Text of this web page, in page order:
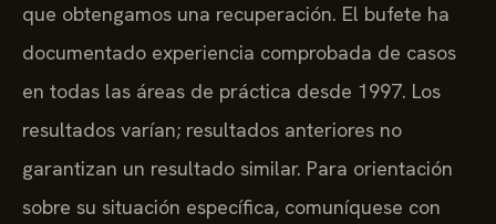
que obtengamos una recuperación. El bufete ha
documentado experiencia comprobada de casos
en todas las áreas de práctica desde 1997. Los
resultados varían; resultados anteriores no
garantizan un resultado similar. Para orientación
sobre su situación específica, comuníquese con